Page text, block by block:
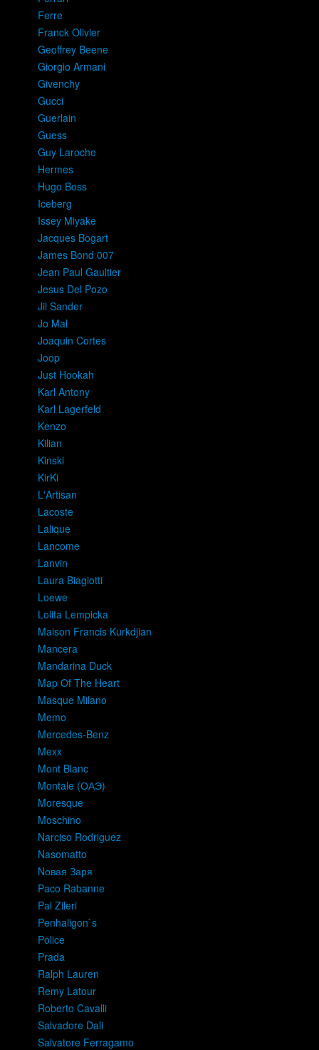
Ferre
Franck Olivier
Geoffrey Beene
Giorgio Armani
Givenchy
Gucci
Guerlain
Guess
Guy Laroche
Hermes
Hugo Boss
Iceberg
Issey Miyake
Jacques Bogart
James Bond 007
Jean Paul Gaultier
Jesus Del Pozo
Jil Sander
Jo Mal
Joaquin Cortes
Joop
Just Hookah
Karl Antony
Karl Lagerfeld
Kenzo
Kilian
Kinski
KirKi
L'Artisan
Lacoste
Lalique
Lancome
Lanvin
Laura Biagiotti
Loewe
Lolita Lempicka
Maison Francis Kurkdjian
Mancera
Mandarina Duck
Map Of The Heart
Masque Milano
Memo
Mercedes-Benz
Mexx
Mont Blanc
Montale (ОАЭ)
Moresque
Moschino
Narciso Rodriguez
Nasomatto
Nовая Заря
Paco Rabanne
Pal Zileri
Penhaligon`s
Police
Prada
Ralph Lauren
Remy Latour
Roberto Cavalli
Salvadore Dali
Salvatore Ferragamo